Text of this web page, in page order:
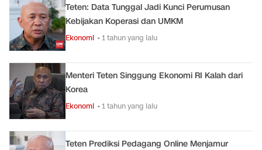
Teten: Data Tunggal Jadi Kunci Perumusan
Kebijakan Koperasi dan UMKM
Ekonomi • 1 tahun yang lalu
Menteri Teten Singgung Ekonomi RI Kalah dari
Korea
Ekonomi • 1 tahun yang lalu
Teten Prediksi Pedagang Online Menjamur